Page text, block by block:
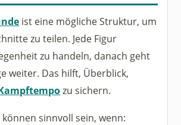
ist eine mögliche Struktur, um
zu teilen. Jede Figur
zu handeln, danach geht
weiter. Das hilft, Überblick,
zu sichern.
sinnvoll sein, wenn: